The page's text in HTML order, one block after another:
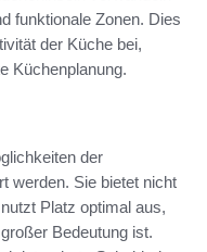
funktionale Zonen. Dies
der Küche bei,
Küchenplanung.
der
werden. Sie bietet nicht
Platz optimal aus,
Bedeutung ist.